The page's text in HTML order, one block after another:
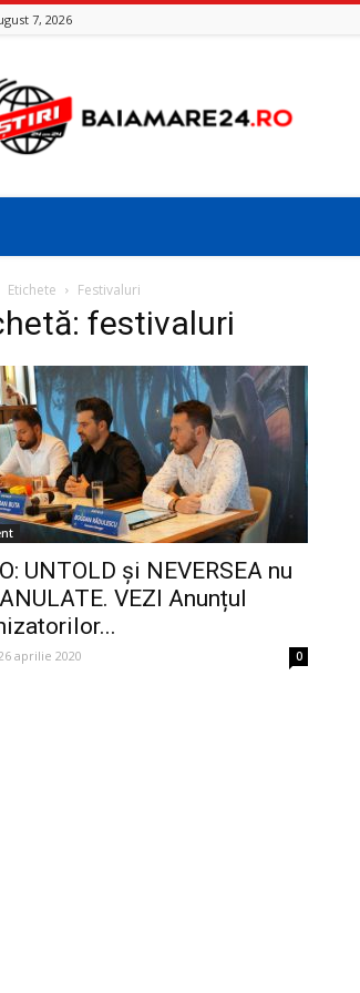
7, 2026
Baia
Mare
24
Etichete Festivaluri
festivaluri
UNTOLD și NEVERSEA nu
VEZI Anunțul
aprilie 2020 0